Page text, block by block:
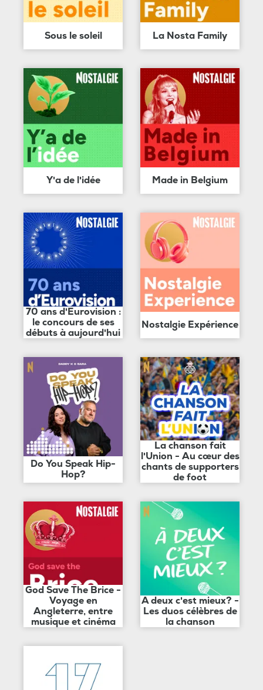
Sous le soleil La Nosta Family
Y'a de l'idée Made in Belgium
70 ans d'Eurovision :
le concours de ses
débuts à aujourd'hui
Nostalgie Expérience
Do You Speak Hip-
Hop?
La chanson fait
l'Union - Au cœur des
chants de supporters
de foot
God Save The Brice -
Voyage en
Angleterre, entre
musique et cinéma
A deux c'est mieux? -
Les duos célèbres de
la chanson